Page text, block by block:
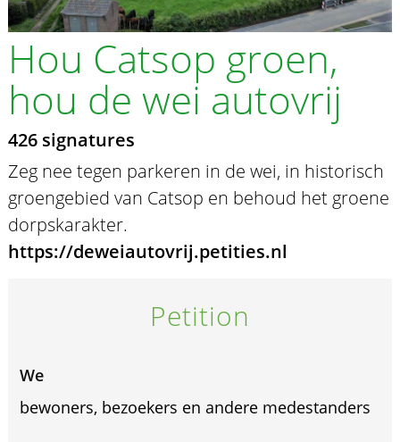
Hou Catsop groen,
hou de wei autovrij
426 signatures
Zeg nee tegen parkeren in de wei, in historisch
groengebied van Catsop en behoud het groene
dorpskarakter.
https://deweiautovrij.petities.nl
Petition
We
bewoners, bezoekers en andere medestanders